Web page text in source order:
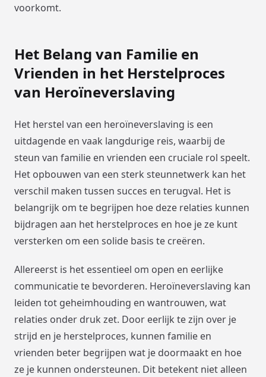
voorkomt.
Het Belang van Familie en
Vrienden in het Herstelproces
van Heroïneverslaving
Het herstel van een heroïneverslaving is een
uitdagende en vaak langdurige reis, waarbij de
steun van familie en vrienden een cruciale rol speelt.
Het opbouwen van een sterk steunnetwerk kan het
verschil maken tussen succes en terugval. Het is
belangrijk om te begrijpen hoe deze relaties kunnen
bijdragen aan het herstelproces en hoe je ze kunt
versterken om een solide basis te creëren.
Allereerst is het essentieel om open en eerlijke
communicatie te bevorderen. Heroïneverslaving kan
leiden tot geheimhouding en wantrouwen, wat
relaties onder druk zet. Door eerlijk te zijn over je
strijd en je herstelproces, kunnen familie en
vrienden beter begrijpen wat je doormaakt en hoe
ze je kunnen ondersteunen. Dit betekent niet alleen